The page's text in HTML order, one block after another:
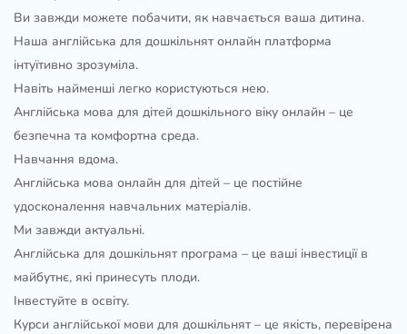
Ви завжди можете побачити, як навчається ваша дитина.
Наша англійська для дошкільнят онлайн платформа
інтуїтивно зрозуміла.
Навіть найменші легко користуються нею.
Англійська мова для дітей дошкільного віку онлайн – це
безпечна та комфортна среда.
Навчання вдома.
Англійська мова онлайн для дітей – це постійне
удосконалення навчальних матеріалів.
Ми завжди актуальні.
Англійська для дошкільнят програма – це ваші інвестиції в
майбутнє, які принесуть плоди.
Інвестуйте в освіту.
Курси англійської мови для дошкільнят – це якість, перевірена